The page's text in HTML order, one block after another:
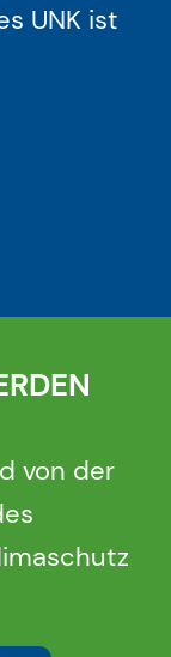
UNK ist
von der